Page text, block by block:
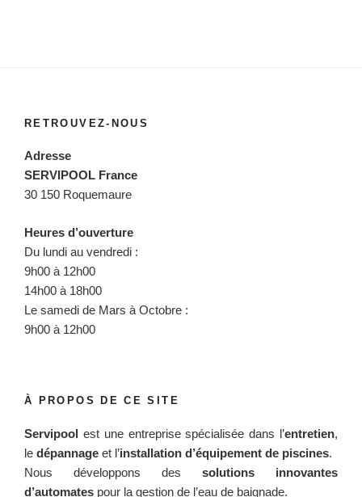
RETROUVEZ-NOUS
Adresse
SERVIPOOL France
30 150 Roquemaure
Heures d’ouverture
Du lundi au vendredi :
9h00 à 12h00
14h00 à 18h00
Le samedi de Mars à Octobre :
9h00 à 12h00
À PROPOS DE CE SITE
Servipool est une entreprise spécialisée dans l’entretien,
le dépannage et l’installation d’équipement de piscines.
Nous développons des solutions innovantes
d’automates pour la gestion de l’eau de baignade.